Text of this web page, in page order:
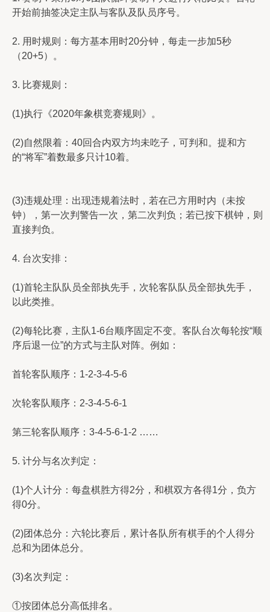
开始前抽签决定主队与客队及队员序号。
2. 用时规则：每方基本用时20分钟，每走一步加5秒
（20+5）。
3. 比赛规则：
(1)执行《2020年象棋竞赛规则》。
(2)自然限着：40回合内双方均未吃子，可判和。提和方
的“将军”着数最多只计10着。
(3)违规处理：出现违规着法时，若在己方用时内（未按
钟），第一次判警告一次，第二次判负；若已按下棋钟，则
直接判负。
4. 台次安排：
(1)首轮主队队员全部执先手，次轮客队队员全部执先手，
以此类推。
(2)每轮比赛，主队1-6台顺序固定不变。客队台次每轮按“顺
序后退一位”的方式与主队对阵。例如：
首轮客队顺序：1-2-3-4-5-6
次轮客队顺序：2-3-4-5-6-1
第三轮客队顺序：3-4-5-6-1-2 ……
5. 计分与名次判定：
(1)个人计分：每盘棋胜方得2分，和棋双方各得1分，负方
得0分。
(2)团体总分：六轮比赛后，累计各队所有棋手的个人得分
总和为团体总分。
(3)名次判定：
①按团体总分高低排名。